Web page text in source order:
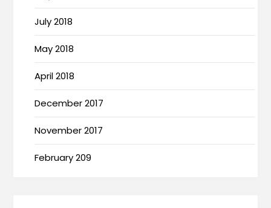
July 2018
May 2018
April 2018
December 2017
November 2017
February 209